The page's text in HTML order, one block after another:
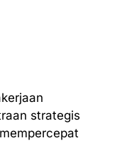
strategis